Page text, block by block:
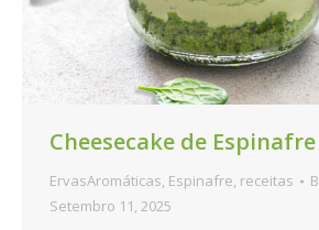
Cheesecake de
ErvasAromáticas, Espinafre, receitas
Setembro 11, 2025